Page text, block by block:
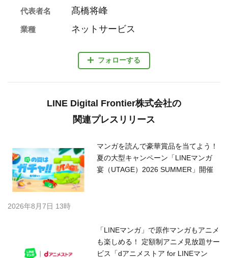
フォローする
代表者名 髙橋将峰
業種 ネットサービス
LINE Digital Frontier株式会社の
関連プレスリリース
マンガを読んで豪華賞品を当てよう！
夏の大型キャンペーン「LINEマンガ
宴（UTAGE）2026 SUMMER」開催
2026年8月7日 13時
「LINEマンガ」で原作マンガもアニメ
も楽しめる！ 定額制アニメ見放題サー
ビス「dアニメストア for LINEマン